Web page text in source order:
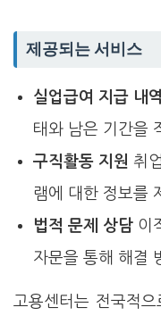
제공되는 서비스
실업급여 지급 내
태와 남은 기간을
구직활동 지원 취
램에 대한 정보를
법적 문제 상담이
자문을 통해 해결
고용센터는 전국적